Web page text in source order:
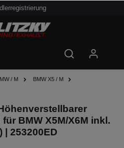
/ M
BMW X5 / M
BMW X5M/X6M inkl.
| 253200ED